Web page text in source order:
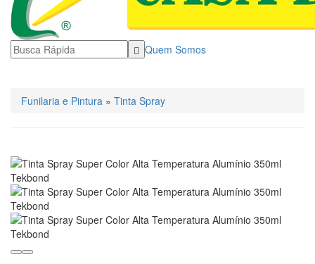
Quem Somos
Funilaria e Pintura » Tinta Spray